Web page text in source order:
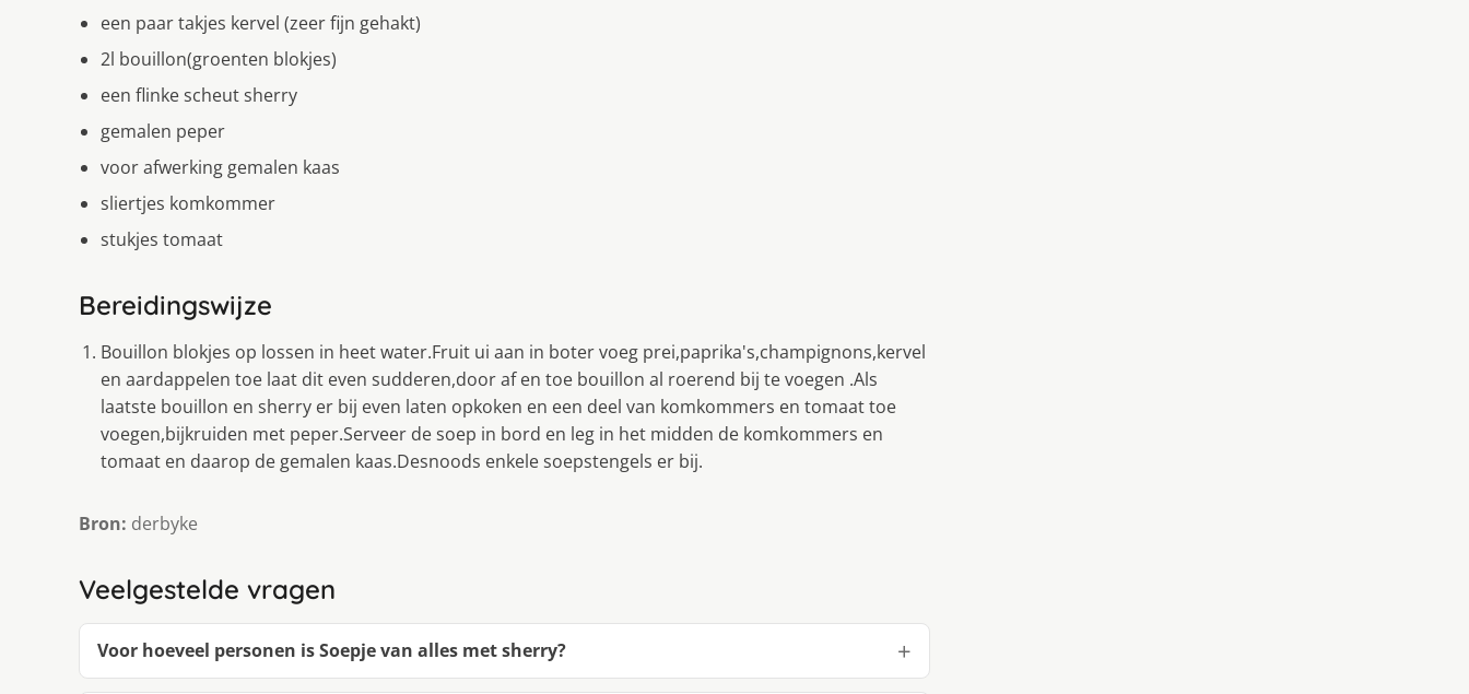
een paar takjes kervel (zeer fijn gehakt)
2l bouillon(groenten blokjes)
een flinke scheut sherry
gemalen peper
voor afwerking gemalen kaas
sliertjes komkommer
stukjes tomaat
Bereidingswijze
Bouillon blokjes op lossen in heet water.Fruit ui aan in boter voeg prei,paprika's,champignons,kervel
en aardappelen toe laat dit even sudderen,door af en toe bouillon al roerend bij te voegen .Als
laatste bouillon en sherry er bij even laten opkoken en een deel van komkommers en tomaat toe
voegen,bijkruiden met peper.Serveer de soep in bord en leg in het midden de komkommers en
tomaat en daarop de gemalen kaas.Desnoods enkele soepstengels er bij.
Bron: derbyke
Veelgestelde vragen
Voor hoeveel personen is Soepje van alles met sherry?